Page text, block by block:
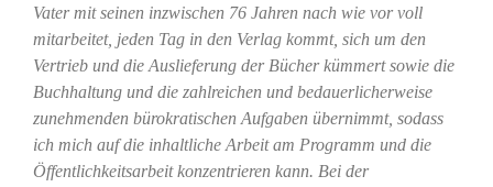
Vater mit seinen inzwischen 76 Jahren nach wie vor voll
mitarbeitet, jeden Tag in den Verlag kommt, sich um den
Vertrieb und die Auslieferung der Bücher kümmert sowie die
Buchhaltung und die zahlreichen und bedauerlicherweise
zunehmenden bürokratischen Aufgaben übernimmt, sodass
ich mich auf die inhaltliche Arbeit am Programm und die
Öffentlichkeitsarbeit konzentrieren kann. Bei der